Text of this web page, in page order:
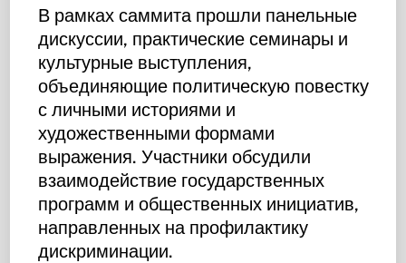
В рамках саммита прошли панельные
дискуссии, практические семинары и
культурные выступления,
объединяющие политическую повестку
с личными историями и
художественными формами
выражения. Участники обсудили
взаимодействие государственных
программ и общественных инициатив,
направленных на профилактику
дискриминации.